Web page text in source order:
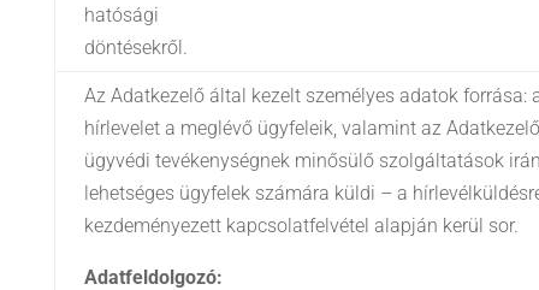
hatósági
döntésekről.
Az Adatkezelő által kezelt személyes adatok forrása:
hírlevelet a meglévő ügyfeleik, valamint az
ügyvédi tevékenységnek minősülő szolgáltatások
lehetséges ügyfelek számára küldi – a
kezdeményezett kapcsolatfelvétel alapján kerül sor.
Adatfeldolgozó: